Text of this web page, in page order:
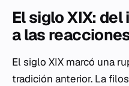
El siglo XIX:
a las
El siglo XIX marcó una
tradición anterior. La